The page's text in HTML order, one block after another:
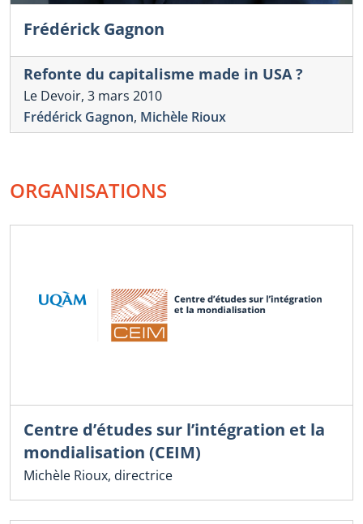
Frédérick Gagnon
Refonte du capitalisme made in USA ?
Le Devoir, 3 mars 2010
Frédérick Gagnon, Michèle Rioux
ORGANISATIONS
Centre d’études sur l’intégration et la
mondialisation (CEIM)
Michèle Rioux, directrice